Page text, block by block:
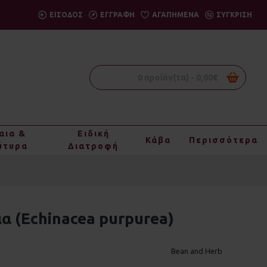
ΕΙΣΟΔΟΣ ΕΓΓΡΑΦΗ ΑΓΑΠΗΜΈΝΑ ΣΎΓΚΡΙΣΗ
&
Ειδική
Διατροφή
Κάβα Περισσότερα
(Echinacea purpurea)
Bean and Herb